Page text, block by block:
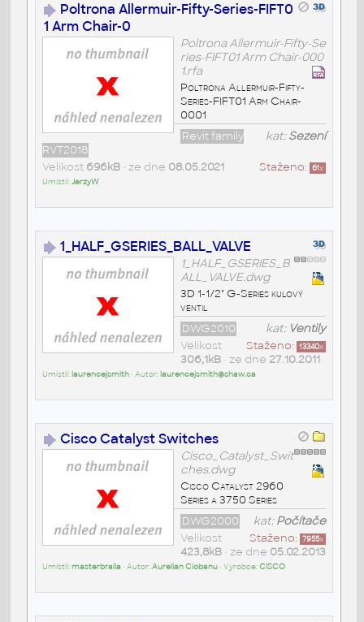
Poltrona Allermuir-Fifty-Series-FIFT0
1 Arm Chair-0
Poltrona Allermuir-Fifty-Se
ries-FIFT01 Arm Chair-000
1.rfa
Poltrona Allermuir-Fifty-
Series-FIFT01 Arm Chair-
0001
kat:Sezení
Revit family
RVT2018
Staženo: 61x
Velikost 696kB• ze dne 08.05.2021
Umístil:JerzyW
1_HALF_GSERIES_BALL_VALVE
1_HALF_GSERIES_B
ALL_VALVE.dwg
3D 1-1/2" G-Series kulový
ventil
kat: Ventily
DWG2010
Staženo: 13340x
Velikost
306,1kB• ze dne 27.10.2011
Umístil: laurencejsmith• Autor: laurencejsmith@shaw.ca
Cisco Catalyst Switches
Cisco_Catalyst_Swit
ches.dwg
Cisco Catalyst 2960
Series a 3750 Series
kat:Počítače
DWG2000
Staženo: 7955x
Velikost
423,8kB• ze dne 05.02.2013
Umístil:masterbraila • Autor:Aurelian Ciobanu• Výrobce:CISCO